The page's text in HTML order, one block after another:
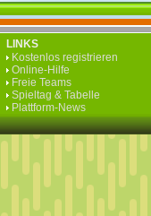
LINKS
Kostenlos registrieren
Online-Hilfe
Freie Teams
Spieltag & Tabelle
Plattform-News